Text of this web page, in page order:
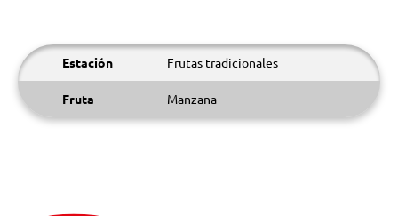
Estación Frutas tradicionales
Fruta Manzana